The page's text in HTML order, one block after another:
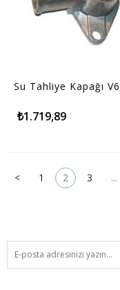
Su Tahliye Kapağı V6
₺1.719,89
< 1 2 3 ...